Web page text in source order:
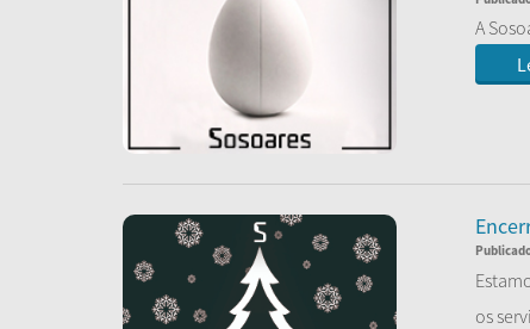
A
os